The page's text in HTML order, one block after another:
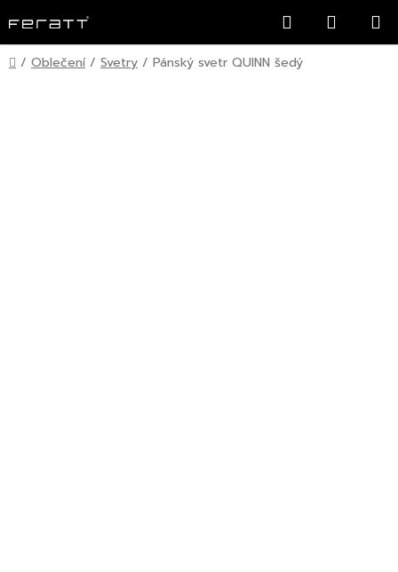
na
obsah
Hledat
KOŠÍK
Domů
/ Oblečení / Svetry / Pánský svetr QUINN šedý